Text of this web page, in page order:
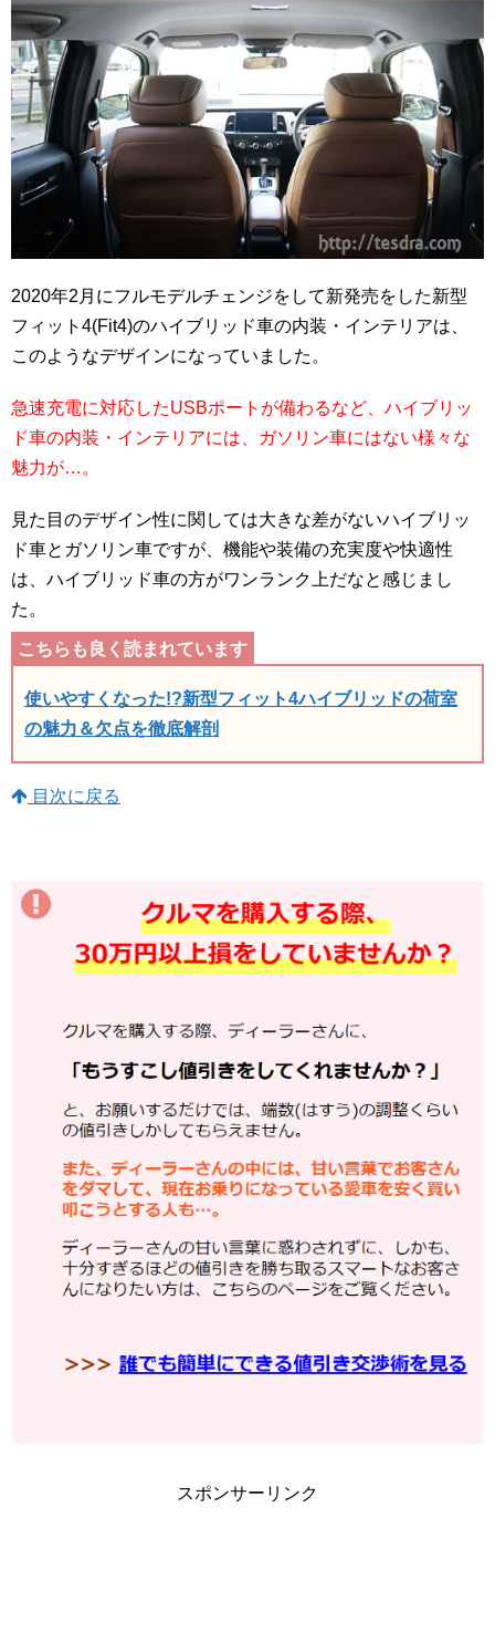
2020年2月にフルモデルチェンジをして新発売をした新型
フィット4(Fit4)のハイブリッド車の内装・インテリアは、
このようなデザインになっていました。
急速充電に対応したUSBポートが備わるなど、ハイブリッ
ド車の内装・インテリアには、ガソリン車にはない様々な
魅力が…。
見た目のデザイン性に関しては大きな差がないハイブリッ
ド車とガソリン車ですが、機能や装備の充実度や快適性
は、ハイブリッド車の方がワンランク上だなと感じまし
た。
使いやすくなった!?新型フィット4ハイブリッドの荷室
の魅力＆欠点を徹底解剖
目次に戻る
スポンサーリンク